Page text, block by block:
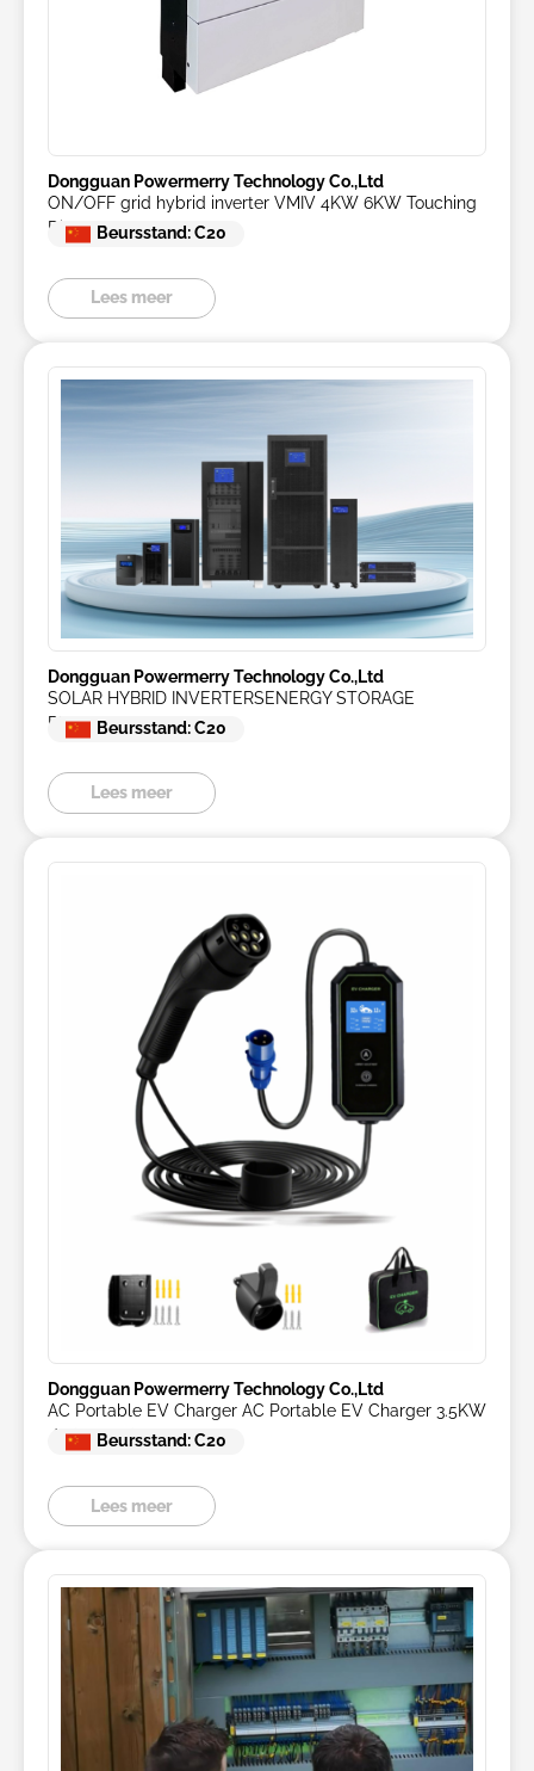
Dongguan Powermerry Technology Co.,Ltd
ON/OFF grid hybrid inverter VMIV 4KW 6KW Touching
DisplayBeursstand: C20
Lees meer
Dongguan Powermerry Technology Co.,Ltd
SOLAR HYBRID INVERTERSENERGY STORAGE
PRODUCTSBeursstand: C20
Lees meer
Dongguan Powermerry Technology Co.,Ltd
AC Portable EV Charger AC Portable EV Charger 3.5KW
/7KW /11KW
Beursstand: C20
Lees meer